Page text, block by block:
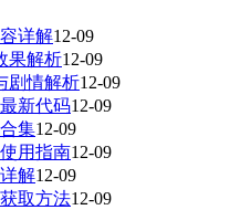
详解12-09
果解析12-09
剧情解析12-09
新代码12-09
集12-09
用指南12-09
解12-09
取方法12-09